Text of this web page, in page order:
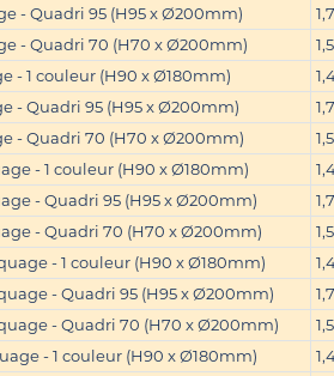
- Quadri 95 (H95 x Ø200mm)
- Quadri 70 (H70 x Ø200mm)
- 1 couleur (H90 x Ø180mm)
- Quadri 95 (H95 x Ø200mm)
- Quadri 70 (H70 x Ø200mm)
- 1 couleur (H90 x Ø180mm)
- Quadri 95 (H95 x Ø200mm)
- Quadri 70 (H70 x Ø200mm)
- 1 couleur (H90 x Ø180mm)
- Quadri 95 (H95 x Ø200mm)
- Quadri 70 (H70 x Ø200mm)
- 1 couleur (H90 x Ø180mm)